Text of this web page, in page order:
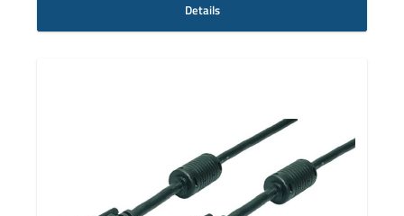
Details